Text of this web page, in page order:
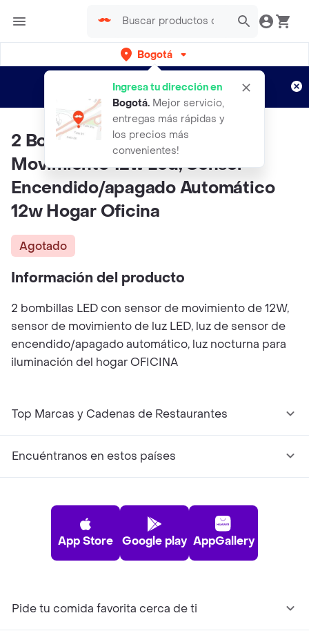
Bogotá
Ingresa tu dirección en
Bogotá. Mejor servicio,
entregas más rápidas y
los precios más
convenientes!
envíos gratis por semanas
Aplican TyC
2 Bombillos Led Sensor
Movimiento 12w Led, Sensor
Encendido/apagado Automático
12w Hogar Oficina
Agotado
Información del producto
2 bombillas LED con sensor de movimiento de 12W,
sensor de movimiento de luz LED, luz de sensor de
encendido/apagado automático, luz nocturna para
iluminación del hogar OFICINA
Top Marcas y Cadenas de Restaurantes
Encuéntranos en estos países
App Store Google play AppGallery
Pide tu comida favorita cerca de ti